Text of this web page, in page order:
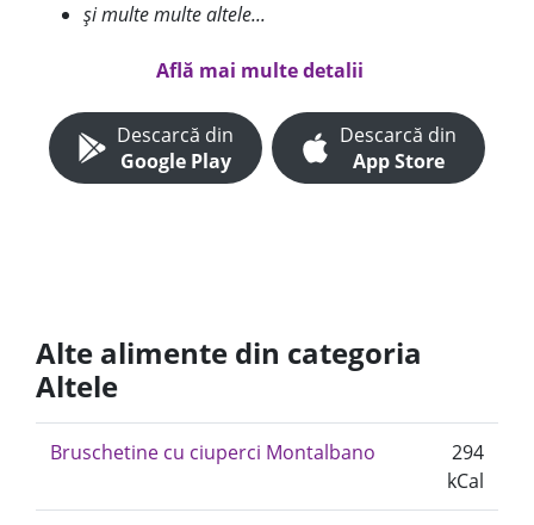
și multe multe altele...
Află mai multe detalii
Descarcă din
Google Play
Descarcă din
App Store
Alte alimente din categoria
Altele
Bruschetine cu ciuperci Montalbano
294
kCal